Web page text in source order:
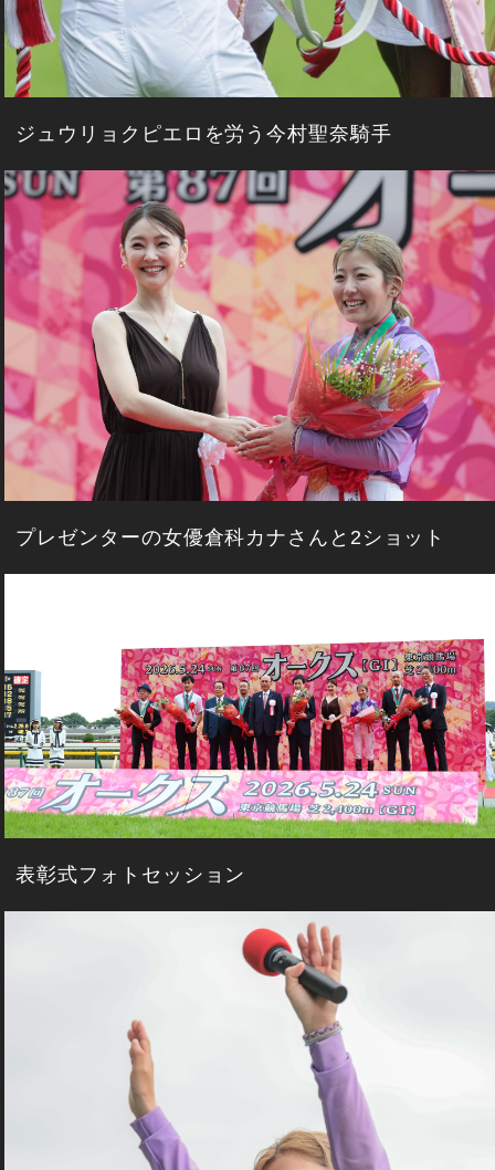
ジュウリョクピエロを労う今村聖奈騎手
プレゼンターの女優倉科カナさんと2ショット
表彰式フォトセッション